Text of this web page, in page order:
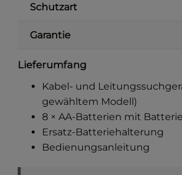
Schutzart
Garantie
Lieferumfang
Kabel- und
gewähltem Modell)
8 × AA-Batterien mit
Ersatz-Batteriehalterung
Bedienungsanleitung